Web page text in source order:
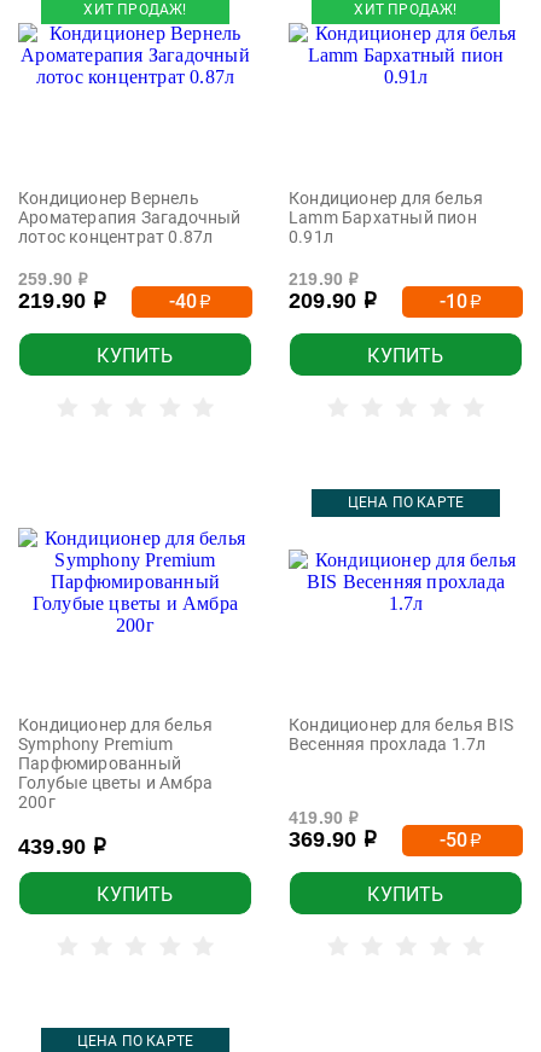
ХИТ ПРОДАЖ!
Кондиционер Вернель
Ароматерапия Загадочный
лотос концентрат 0.87л
259.90 р
219.90 р -40р
КУПИТЬ
ХИТ ПРОДАЖ!
Кондиционер для белья
Lamm Бархатный пион
0.91л
219.90 р
209.90 р -10р
КУПИТЬ
Кондиционер для белья
Symphony Premium
Парфюмированный
Голубые цветы и Амбра
200г
439.90 р
КУПИТЬ
ЦЕНА ПО КАРТЕ
Кондиционер для белья BIS
Весенняя прохлада 1.7л
419.90 р
369.90 р -50р
КУПИТЬ
ЦЕНА ПО КАРТЕ